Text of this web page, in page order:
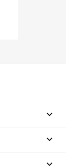


